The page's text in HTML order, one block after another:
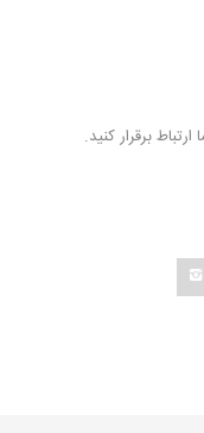
برقرار کنید.